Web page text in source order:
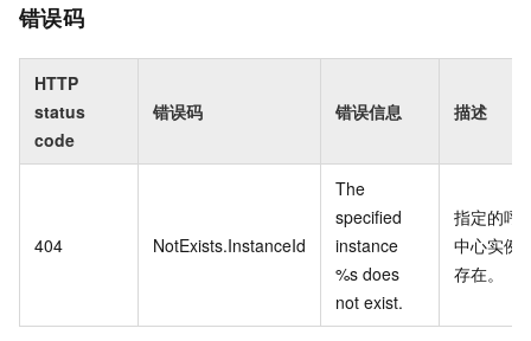
错误码
HTTP
status
code
错误码 错误信息 描述
404 NotExists.InstanceId
The
specified
instance
%s does
not exist.
指定的呼
中心实例
存在。